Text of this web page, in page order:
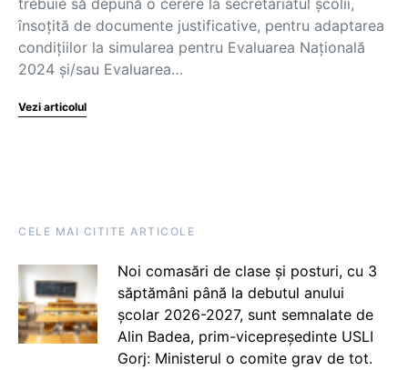
trebuie să depună o cerere la secretariatul școlii,
însoțită de documente justificative, pentru adaptarea
condițiilor la simularea pentru Evaluarea Națională
2024 și/sau Evaluarea…
Vezi articolul
CELE MAI CITITE ARTICOLE
Noi comasări de clase și posturi, cu 3
săptămâni până la debutul anului
școlar 2026-2027, sunt semnalate de
Alin Badea, prim-vicepreședinte USLI
Gorj: Ministerul o comite grav de tot.